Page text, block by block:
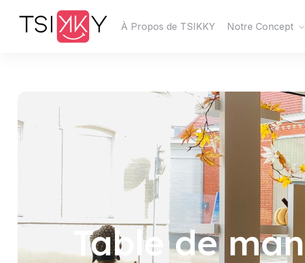
À Propos de TSIKKY Notre Concept
Région :Hauts-de-France
Table de